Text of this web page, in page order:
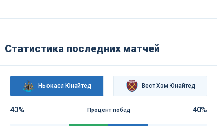
Статистика последних матчей
Ньюкасл Юнайтед Вест Хэм Юнайтед
40% Процент побед 40%